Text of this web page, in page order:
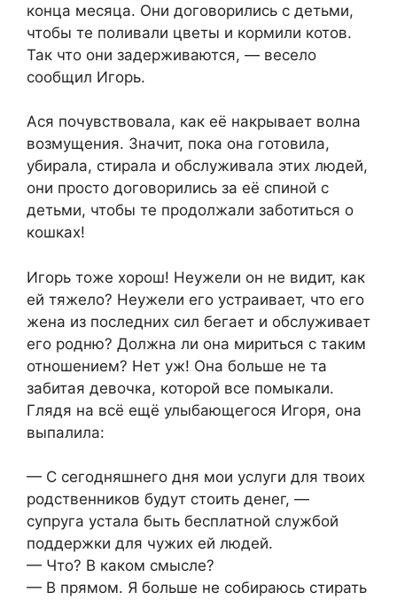
конца месяца. Они договорились с детьми,
чтобы те поливали цветы и кормили котов.
Так что они задерживаются, — весело
сообщил Игорь.
Ася почувствовала, как её накрывает волна
возмущения. Значит, пока она готовила,
убирала, стирала и обслуживала этих людей,
они просто договорились за её спиной с
детьми, чтобы те продолжали заботиться о
кошках!
Игорь тоже хорош! Неужели он не видит, как
ей тяжело? Неужели его устраивает, что его
жена из последних сил бегает и обслуживает
его родню? Должна ли она мириться с таким
отношением? Нет уж! Она больше не та
забитая девочка, которой все помыкали.
Глядя на всё ещё улыбающегося Игоря, она
выпалила:
— С сегодняшнего дня мои услуги для твоих
родственников будут стоить денег, —
супруга устала быть бесплатной службой
поддержки для чужих ей людей.
— Что? В каком смысле?
— В прямом. Я больше не собираюсь стирать